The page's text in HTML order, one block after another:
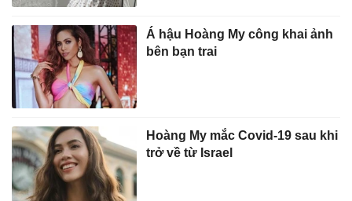
Á hậu Hoàng My công khai ảnh
bên bạn trai
Hoàng My mắc Covid-19 sau khi
trở về từ Israel